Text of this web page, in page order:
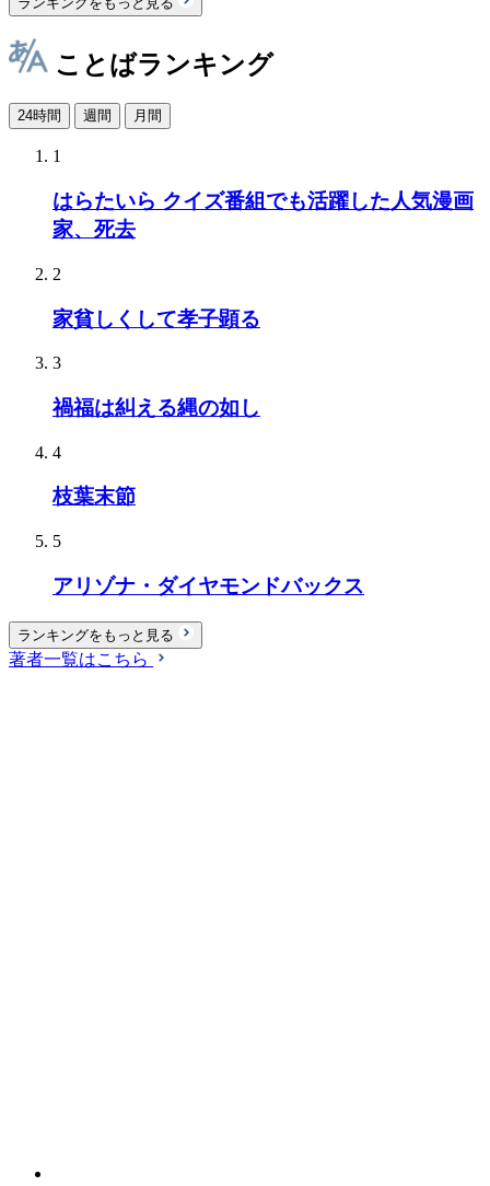
ことばランキング
24時間 週間 月間
1
はらたいら クイズ番組でも活躍した人気漫画
家、死去
2
家貧しくして孝子顕る
3
禍福は糾える縄の如し
4
枝葉末節
5
アリゾナ・ダイヤモンドバックス
ランキングをもっと見る
著者一覧はこちら